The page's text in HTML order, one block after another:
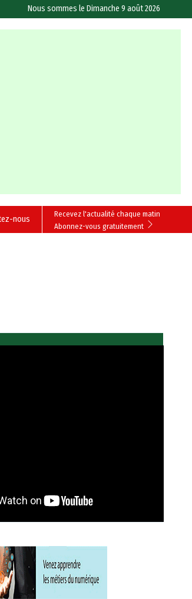
Nous sommes leDimanche 9 août 2026
Recevez l'actualité chaque matin
Abonnez-vous gratuitement
nous